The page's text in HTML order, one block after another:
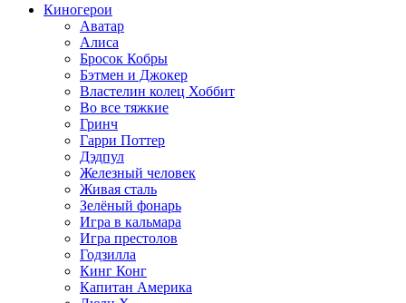
Киногерои
Аватар
Алиса
Бросок Кобры
Бэтмен и Джокер
Властелин колец Хоббит
Во все тяжкие
Гринч
Гарри Поттер
Дэдпул
Железный человек
Живая сталь
Зелёный фонарь
Игра в кальмара
Игра престолов
Годзилла
Кинг Конг
Капитан Америка